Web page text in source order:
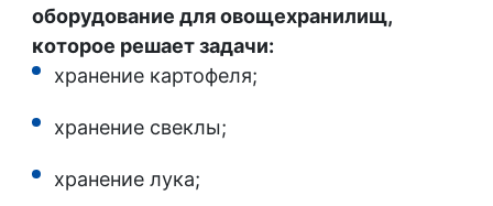
оборудование для овощехранилищ,
которое решает задачи:
хранение картофеля;
хранение свеклы;
хранение лука;